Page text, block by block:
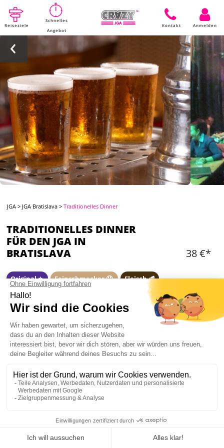
Reiseziele
Schnelles
Angebot
Kontakt Anmelden
JGA > JGA Bratislava >Traditionelles Dinner
TRADITIONELLES DINNER
FÜR DEN JGA IN
BRATISLAVA
38 €*
Original ⭐️ Feinschmecker 🤤 Fleisch 🥩
WAS IST ENTHALTEN?
1 reservierter Tische für eure Gruppe
1 Menü mit drei Gängen pro Person
1 Bier pro Person
Mein JGA in Bratislava